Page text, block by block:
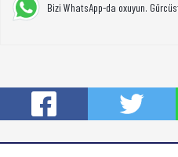
Bizi WhatsApp-da oxuyun.